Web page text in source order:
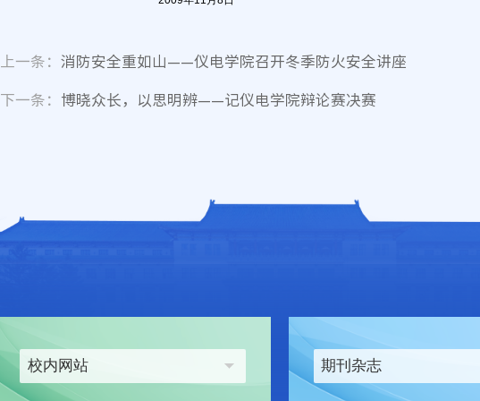
上一条： 消防安全重如山——仪电学院召开冬季防火安全讲座
下一条： 博晓众长，以思明辨——记仪电学院辩论赛决赛
校内网站 期刊杂志